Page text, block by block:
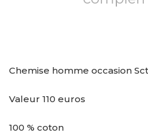
Chemise homme occasion
Valeur 110 euros
100 % coton